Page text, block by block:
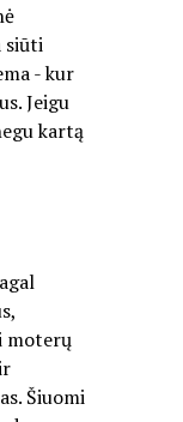
siūti
- kur
Jeigu
kartą
moterų
Šiuomi